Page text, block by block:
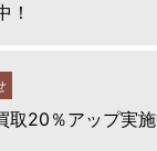
！
取20％アップ実